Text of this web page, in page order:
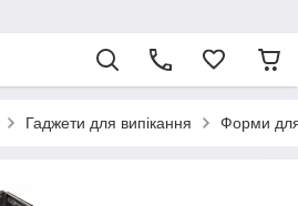
Гаджети для випікання Форми для